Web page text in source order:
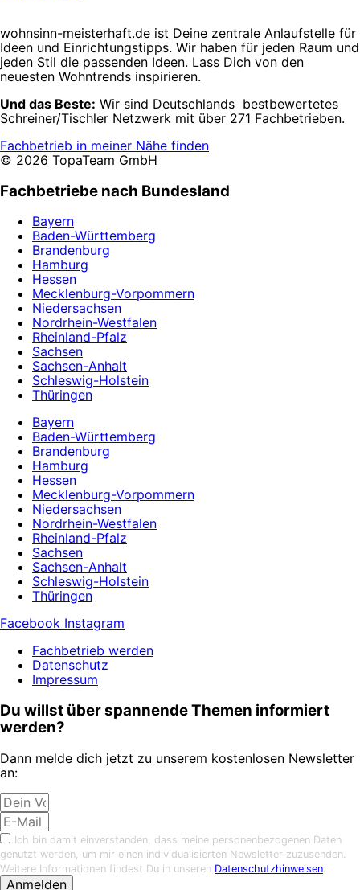
wohnsinn-meisterhaft.de ist Deine zentrale Anlaufstelle für
Ideen und Einrichtungstipps. Wir haben für jeden Raum und
jeden Stil die passenden Ideen. Lass Dich von den
neuesten Wohntrends inspirieren.
Und das Beste: Wir sind Deutschlands bestbewertetes
Schreiner/Tischler Netzwerk mit über 271 Fachbetrieben.
Fachbetrieb in meiner Nähe finden
© 2026 TopaTeam GmbH
Fachbetriebe nach Bundesland
Bayern
Baden-Württemberg
Brandenburg
Hamburg
Hessen
Mecklenburg-Vorpommern
Niedersachsen
Nordrhein-Westfalen
Rheinland-Pfalz
Sachsen
Sachsen-Anhalt
Schleswig-Holstein
Thüringen
Bayern
Baden-Württemberg
Brandenburg
Hamburg
Hessen
Mecklenburg-Vorpommern
Niedersachsen
Nordrhein-Westfalen
Rheinland-Pfalz
Sachsen
Sachsen-Anhalt
Schleswig-Holstein
Thüringen
Facebook Instagram
Fachbetrieb werden
Datenschutz
Impressum
Du willst über spannende Themen informiert
werden?
Dann melde dich jetzt zu unserem kostenlosen Newsletter
an:
Ich bin damit einverstanden, dass meine personenbezogenen Daten
genutzt werden, um mir einen individualisierten Newsletter zuzusenden.
Weitere Informationen findest Du in unseren Datenschutzhinweisen
Anmelden